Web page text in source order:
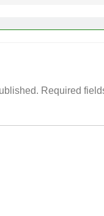
Required